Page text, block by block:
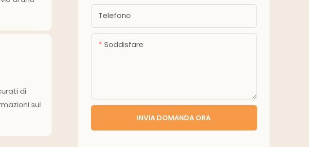
di
sul
Telefono
Soddisfare
INVIA DOMANDA ORA